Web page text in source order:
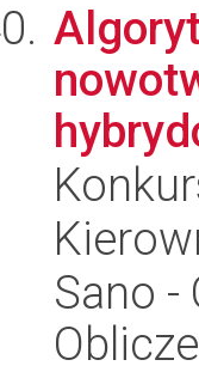
Sano